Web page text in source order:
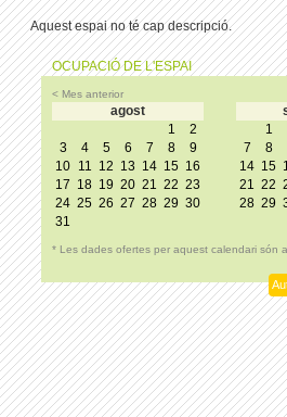
Aquest espai no té cap descripció.
OCUPACIÓ DE L'ESPAI
< Mes anterior
agost
1
2
3
4 5 6 7 8
9
10 11 12 13 14 15 16
17 18 19 20 21 22 23
24 25 26 27 28 29 30
31
1
7
8
14 15
21 22
28 29
* Les dades ofertes per aquest calendari són